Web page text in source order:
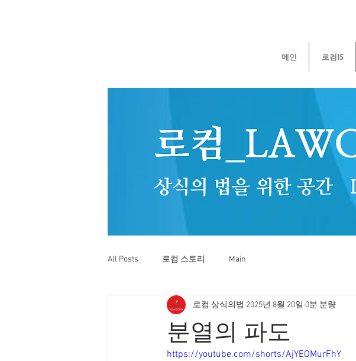
메인 로컴IS
All Posts 로컴 스토리 Main
분열의 파도
로컴 상식의법 2025년 8월 20일 0분 분량
https://youtube.com/shorts/AjYEOMurFhY